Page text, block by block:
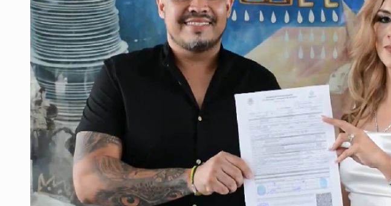
Mueren cuatro personas por volcadura en San Miguel el Alto
Ken Salazar afirma que no tiene evidencia de vínculos entre el
Sheinbaum se reúnen secretario de Estado del Vaticano
Vinculan a responsable de homicidio registrado en 2025 en
Buscan reformar Ley de Salud en Jalisco para emitir alertas